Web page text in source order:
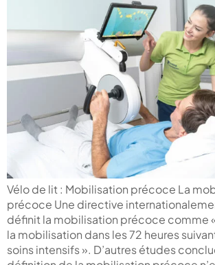
Vélo de lit : Mobilisation précoce La
précoce Une directive
définit la mobilisation précoce comme
la mobilisation dans les 72 heures
soins intensifs ». D’autres études